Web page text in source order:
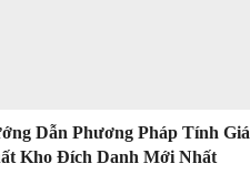
Dẫn Phương Pháp Tính Giá
Kho Đích Danh Mới Nhất